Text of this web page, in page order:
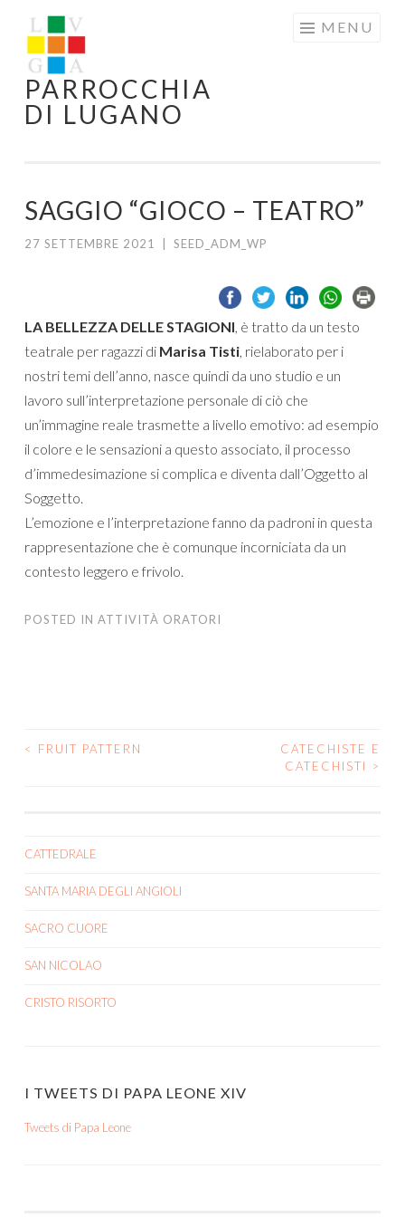
to
content
PARROCCHIA
DI LUGANO
MENU
SAGGIO “GIOCO – TEATRO”
27 SETTEMBRE 2021 SEED_ADM_WP
LA BELLEZZA DELLE STAGIONI, è tratto da un testo
teatrale per ragazzi di Marisa Tisti, rielaborato per i
nostri temi dell’anno, nasce quindi da uno studio e un
lavoro sull’interpretazione personale di ciò che
un’immagine reale trasmette a livello emotivo: ad esempio
il colore e le sensazioni a questo associato, il processo
d’immedesimazione si complica e diventa dall’Oggetto al
Soggetto.
L’emozione e l’interpretazione fanno da padroni in questa
rappresentazione che è comunque incorniciata da un
contesto leggero e frivolo.
POSTED IN ATTIVITÀ ORATORI
POST
< FRUIT PATTERN
CATECHISTE E
CATECHISTI
>
CATTEDRALE
SANTA MARIA DEGLI ANGIOLI
SACRO CUORE
SAN NICOLAO
CRISTO RISORTO
I TWEETS DI PAPA LEONE XIV
Tweets di Papa Leone